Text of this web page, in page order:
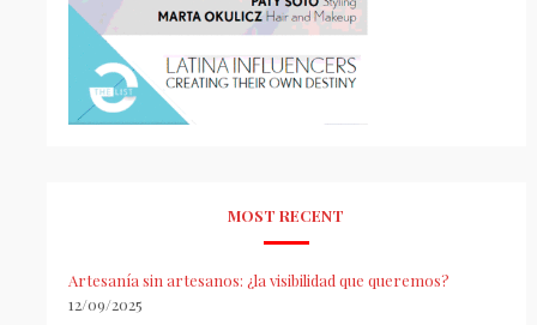
MOST RECENT
Artesanía sin artesanos: ¿la visibilidad que queremos?
12/09/2025